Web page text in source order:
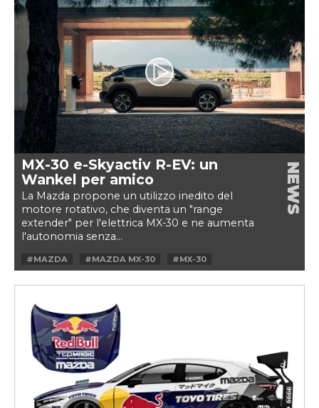
MX-30 e-Skyactiv R-EV: un
Wankel per amico
La Mazda propone un utilizzo inedito del
motore rotativo, che diventa un "range
extender" per l'elettrica MX-30 e ne aumenta
l'autonomia senza...
NEWS
#MAZDA #MAZDA MX-30
#MX-30
#RANGE EXTENDER
#ROTATIVO
#WANKEL